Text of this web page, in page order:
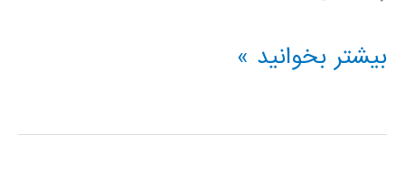
راهنمای
آردوینو
بیشتر بخوانید »